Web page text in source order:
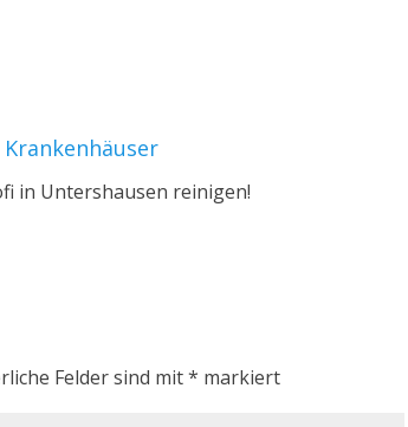
in Untershausen reinigen!
Felder sind mit* markiert